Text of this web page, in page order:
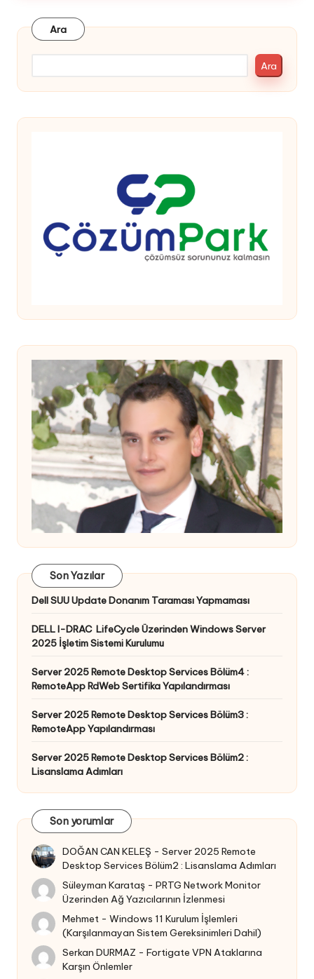
Ara
Ara
Son Yazılar
Dell SUU Update Donanım Taraması Yapmaması
DELL I-DRAC LifeCycle Üzerinden Windows Server
2025 İşletim Sistemi Kurulumu
Server 2025 Remote Desktop Services Bölüm4 :
RemoteApp RdWeb Sertifika Yapılandırması
Server 2025 Remote Desktop Services Bölüm3 :
RemoteApp Yapılandırması
Server 2025 Remote Desktop Services Bölüm2 :
Lisanslama Adımları
Son yorumlar
DOĞAN CAN KELEŞ -Server 2025 Remote
Desktop Services Bölüm2 : Lisanslama Adımları
Süleyman Karataş -PRTG Network Monitor
Üzerinden Ağ Yazıcılarının İzlenmesi
Mehmet -Windows 11 Kurulum İşlemleri
(Karşılanmayan Sistem Gereksinimleri Dahil)
Serkan DURMAZ -Fortigate VPN Ataklarına
Karşın Önlemler